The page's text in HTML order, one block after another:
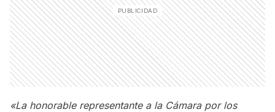
«La honorable representante a la Cámara por los